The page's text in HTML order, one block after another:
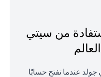
من سيتي
جولد عندما تفتح حسابًا